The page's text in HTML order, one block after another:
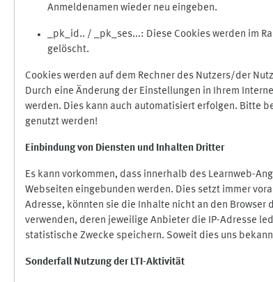
Anmeldenamen wieder neu eingeben.
_pk_id.. / _pk_ses...: Diese Cookies werden im
gelöscht.
Cookies werden auf dem Rechner des Nutzers/der
Durch eine Änderung der Einstellungen in Ihrem
werden. Dies kann auch automatisiert erfolgen. Bitte
genutzt werden!
Einbindung von Diensten und Inhalten Dritter
Es kann vorkommen, dass innerhalb des Learnweb-
Webseiten eingebunden werden. Dies setzt immer
Adresse, könnten sie die Inhalte nicht an den
verwenden, deren jeweilige Anbieter die IP-Adresse
statistische Zwecke speichern. Soweit dies uns
Sonderfall Nutzung der LTI-Aktivität